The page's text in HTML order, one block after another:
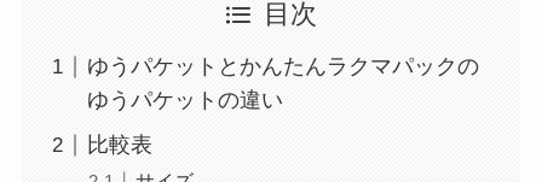
目次
ゆうパケットとかんたんラクマパックの
ゆうパケットの違い
比較表